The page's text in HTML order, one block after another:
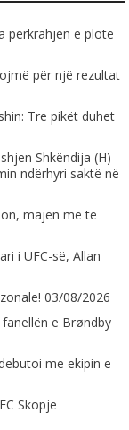
përkrahjen e plotë
për një rezultat
Tre pikët duhet
Shkëndija (H) –
ndërhyri saktë në
majën më të
i UFC-së, Allan
03/08/2026
e Brøndby
me ekipin e
Skopje